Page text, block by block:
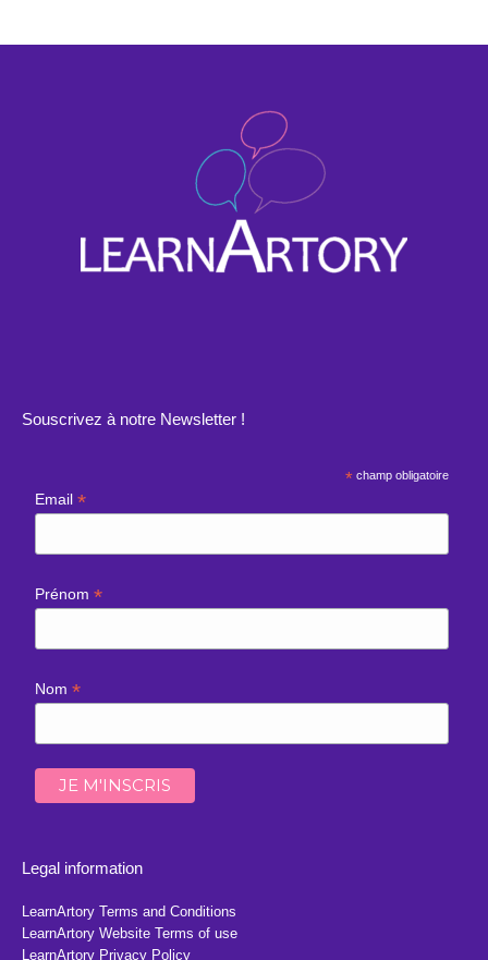
Souscrivez à notre Newsletter !
* champ obligatoire
Email*
Prénom*
Nom*
Legal information
LearnArtory Terms and Conditions
LearnArtory Website Terms of use
LearnArtory Privacy Policy